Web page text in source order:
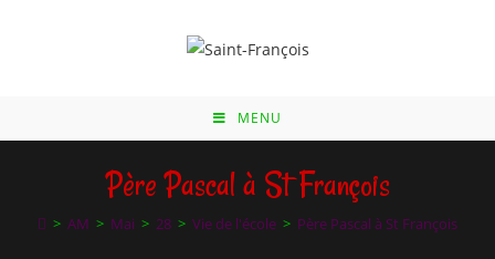
MENU
Père Pascal à St François
> AM > Mai > 28 > Vie de l'école > Père Pascal à St François